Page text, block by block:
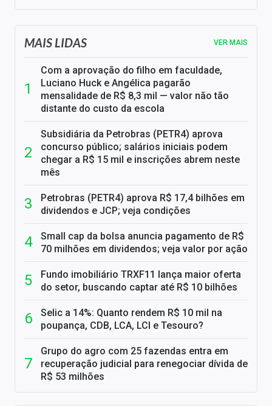
MAIS LIDAS VER MAIS
Com a aprovação do filho em faculdade,
Luciano Huck e Angélica pagarão
mensalidade de R$ 8,3 mil — valor não tão
distante do custo da escola
Subsidiária da Petrobras (PETR4) aprova
concurso público; salários iniciais podem
chegar a R$ 15 mil e inscrições abrem neste
mês
Petrobras (PETR4) aprova R$ 17,4 bilhões em
dividendos e JCP; veja condições
Small cap da bolsa anuncia pagamento de R$
70 milhões em dividendos; veja valor por ação
Fundo imobiliário TRXF11 lança maior oferta
do setor, buscando captar até R$ 10 bilhões
Selic a 14%: Quanto rendem R$ 10 mil na
poupança, CDB, LCA, LCI e Tesouro?
Grupo do agro com 25 fazendas entra em
recuperação judicial para renegociar dívida de
R$ 53 milhões